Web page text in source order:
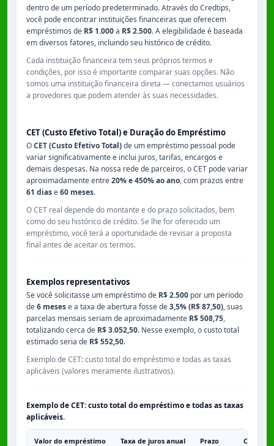
dentro de um período predeterminado. Através do Credtips,
você pode encontrar instituições financeiras que oferecem
empréstimos de R$ 1.000a R$ 2.500. A elegibilidade é baseada
em diversos fatores, incluindo seu histórico de crédito.
Cada instituição financeira tem seus próprios termos e
condições, por isso é importante comparar suas opções. Não
somos uma instituição financeira direta — conectamos usuários
a provedores que podem atender às suas necessidades.
CET (Custo Efetivo Total) e Duração do Empréstimo
OCET (Custo Efetivo Total)de um empréstimo pessoal pode
variar significativamente e inclui juros, tarifas, encargos e
demais despesas. Na nossa rede de parceiros, o CET pode variar
aproximadamente entre20% e 450% ao ano, com prazos entre
61 diase60 meses.
O CET real depende do montante e do prazo solicitados, bem
como do seu histórico de crédito. Se lhe for oferecido um
empréstimo, você terá a oportunidade de revisar a proposta
final antes de aceitar os termos.
Exemplos representativos
Se você solicitasse um empréstimo de R$ 2.500 por um período
de6 mesese a taxa de abertura fosse de3,5% (R$ 87,50), suas
parcelas mensais seriam de aproximadamente R$ 508,75,
totalizando cerca de R$ 3.052,50. Nesse exemplo, o custo total
estimado seria de R$ 552,50.
Exemplo de CET: custo total do empréstimo e todas as taxas
aplicáveis (valores meramente ilustrativos).
Exemplo de CET: custo total do empréstimo e todas as taxas
aplicáveis.
Valor do empréstimo Taxa de juros anual Prazo